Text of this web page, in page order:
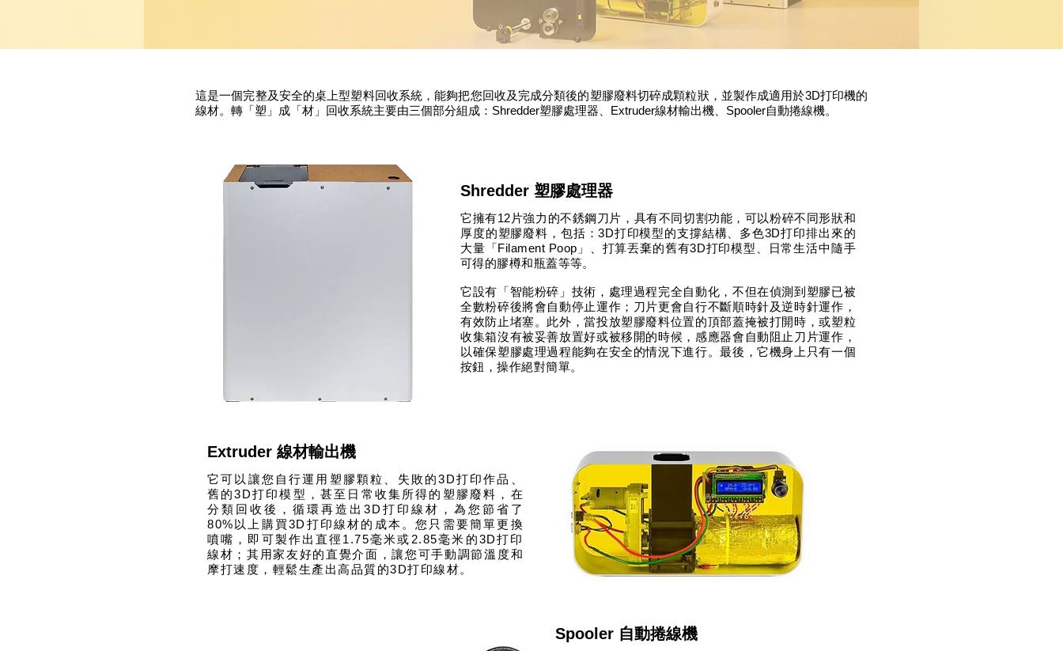
這是一個完整及安全的桌上型塑料回收系統，能夠把您回收及完成分類後的塑膠廢料切碎成顆粒狀，並製作成適用於3D打印機的
線材。轉「塑」成「材」回收系統主要由三個部分組成：Shredder塑膠處理器、Extruder線材輸出機、Spooler自動捲線機。
Shredder 塑膠處理器
它擁有12片強力的不銹鋼刀片，具有不同切割功能，可以粉碎不同形狀和
厚度的塑膠廢料，包括：3D打印模型的支撐結構、多色3D打印排出來的
大量「Filament Poop」、打算丟棄的舊有3D打印模型、日常生活中隨手
可得的膠樽和瓶蓋等等。
它設有「智能粉碎」技術，處理過程完全自動化，不但在偵測到塑膠已被
全數粉碎後將會自動停止運作；刀片更會自行不斷順時針及逆時針運作，
有效防止堵塞。此外，當投放塑膠廢料位置的頂部蓋掩被打開時，或塑粒
收集箱沒有被妥善放置好或被移開的時候，感應器會自動阻止刀片運作，
以確保塑膠處理過程能夠在安全的情況下進行。最後，它機身上只有一個
按鈕，操作絕對簡單。
Extruder 線材輸出機
它可以讓您自行運用塑膠顆粒、失敗的3D打印作品、
舊的3D打印模型，甚至日常收集所得的塑膠廢料，在
分類回收後，循環再造出3D打印線材，為您節省了
80%以上購買3D打印線材的成本。您只需要簡單更換
噴嘴，即可製作出直徑1.75毫米或2.85毫米的3D打印
線材；其用家友好的直覺介面，讓您可手動調節溫度和
摩打速度，輕鬆生產出高品質的3D打印線材。
Spooler 自動捲線機